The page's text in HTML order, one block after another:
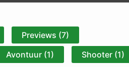
Previews (7)
Avontuur (1)
Shooter (1)